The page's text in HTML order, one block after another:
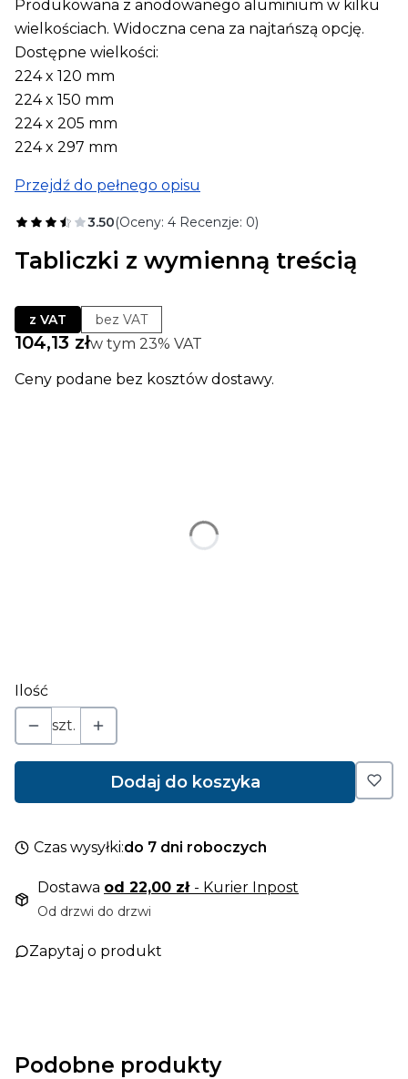
Produkowana z anodowanego aluminium w kilku
wielkościach. Widoczna cena za najtańszą opcję.
Dostępne wielkości:
224 x 120 mm
224 x 150 mm
224 x 205 mm
224 x 297 mm
Przejdź do pełnego opisu
3.50(Oceny: 4 Recenzje: 0)
Tabliczki z wymienną treścią
z VAT bez VAT
Cena
104,13 złw tym 23% VAT
w tym 23% VAT
Ceny podane bez kosztów dostawy.
Ilość
szt.
Dodaj do koszyka
Czas wysyłki:do 7 dni roboczych
Dostawa od 22,00 zł - Kurier Inpost
Od drzwi do drzwi
Zapytaj o produkt
Podobne produkty